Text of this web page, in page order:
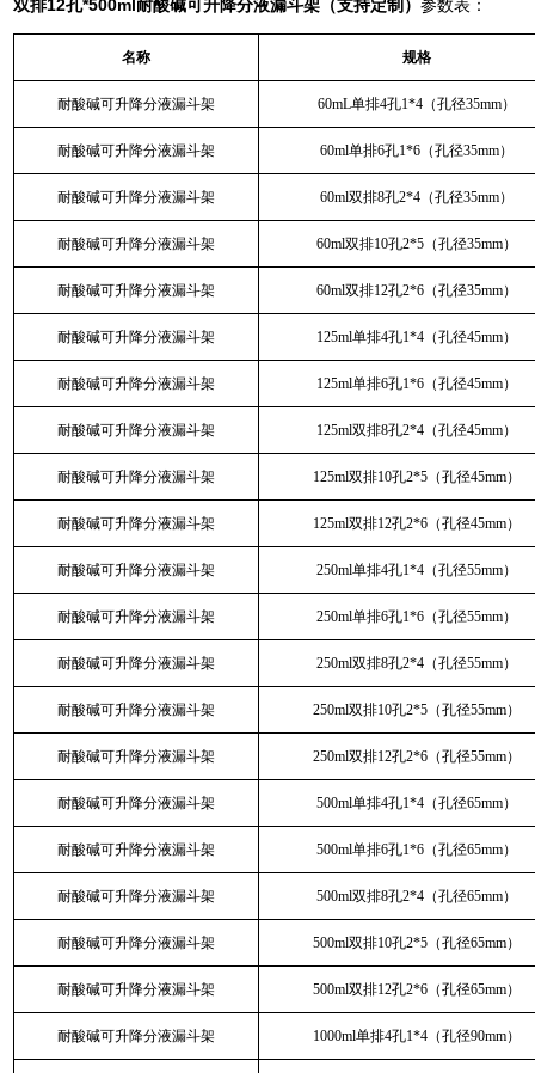
双排12孔*500ml 耐酸碱可升降分液漏斗架（支持定制）参数表：
名称 规格
耐酸碱可升降分液漏斗架 60mL单排4孔1*4（孔径35mm）
耐酸碱可升降分液漏斗架 60ml单排6孔1*6（孔径35mm）
耐酸碱可升降分液漏斗架 60ml双排8孔2*4（孔径35mm）
耐酸碱可升降分液漏斗架 60ml双排10孔2*5（孔径35mm）
耐酸碱可升降分液漏斗架 60ml双排12孔2*6（孔径35mm）
耐酸碱可升降分液漏斗架 125ml单排4孔1*4（孔径45mm）
耐酸碱可升降分液漏斗架 125ml单排6孔1*6（孔径45mm）
耐酸碱可升降分液漏斗架 125ml双排8孔2*4（孔径45mm）
耐酸碱可升降分液漏斗架 125ml双排10孔2*5（孔径45mm）
耐酸碱可升降分液漏斗架 125ml双排12孔2*6（孔径45mm）
耐酸碱可升降分液漏斗架 250ml单排4孔1*4（孔径55mm）
耐酸碱可升降分液漏斗架 250ml单排6孔1*6（孔径55mm）
耐酸碱可升降分液漏斗架 250ml双排8孔2*4（孔径55mm）
耐酸碱可升降分液漏斗架 250ml双排10孔2*5（孔径55mm）
耐酸碱可升降分液漏斗架 250ml双排12孔2*6（孔径55mm）
耐酸碱可升降分液漏斗架 500ml单排4孔1*4（孔径65mm）
耐酸碱可升降分液漏斗架 500ml单排6孔1*6（孔径65mm）
耐酸碱可升降分液漏斗架 500ml双排8孔2*4（孔径65mm）
耐酸碱可升降分液漏斗架 500ml双排10孔2*5（孔径65mm）
耐酸碱可升降分液漏斗架 500ml双排12孔2*6（孔径65mm）
耐酸碱可升降分液漏斗架 1000ml单排4孔1*4（孔径90mm）